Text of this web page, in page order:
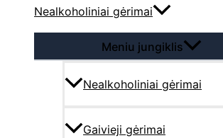
Nealkoholiniai gėrimai
Meniu jungiklis
Nealkoholiniai gėrimai
Gaivieji gėrimai